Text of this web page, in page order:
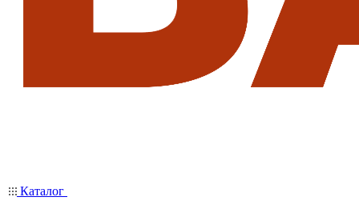
Каталог